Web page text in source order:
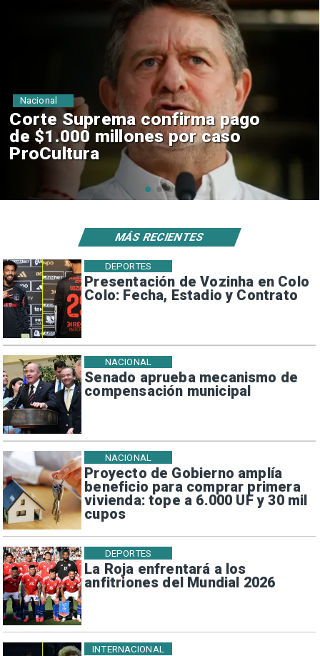
Codelco suspende
construcción de Andes Norte
en El Teniente por riesgos
sísmicos
Nacional
Presentación de Vozinha en Colo
Colo: Fecha, Estadio y Contrato
DEPORTES
Senado aprueba mecanismo de
compensación municipal
NACIONAL
Proyecto de Gobierno amplía
beneficio para comprar primera
vivienda: tope a 6.000 UF y 30 mil
cupos
NACIONAL
La Roja enfrentará a los
anfitriones del Mundial 2026
DEPORTES
INTERNACIONAL
MÁS RECIENTES